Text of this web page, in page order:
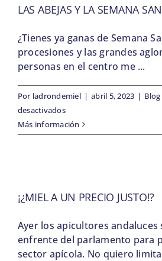
LAS ABEJAS Y LA SEMANA
¿Tienes ya ganas de Semana
procesiones y las grandes
personas en el centro me ...
Por ladrondemiel | abril 5, 2023 | Blog
desactivadosen
Las
Abejas
Santa
Más información
¡¿MIEL A UN PRECIO JUSTO!?
Ayer los apicultores andaluces
enfrente del parlamento para
sector apícola. No quiero